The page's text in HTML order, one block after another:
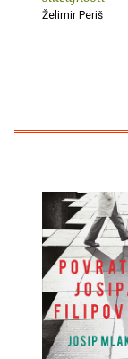
Želimir Periš